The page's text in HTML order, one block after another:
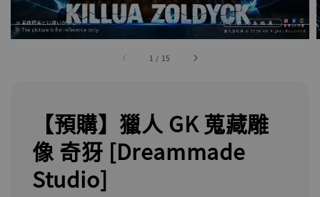
1 / 15
【預購】獵人 GK 蒐藏雕
像 奇犽 [Dreammade
Studio]